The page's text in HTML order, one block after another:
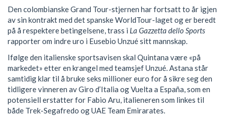
Den colombianske Grand Tour-stjernen har fortsatt to år igjen
av sin kontrakt med det spanske WorldTour-laget og er beredt
på å respektere betingelsene, trass i La Gazzetta dello Sports
rapporter om indre uro i Eusebio Unzué sitt mannskap.
Ifølge den italienske sportsavisen skal Quintana være «på
markedet» etter en krangel med teamsjef Unzué. Astana står
samtidig klar til å bruke seks millioner euro for å sikre seg den
tidligere vinneren av Giro d’Italia og Vuelta a España, som en
potensiell erstatter for Fabio Aru, italieneren som linkes til
både Trek-Segafredo og UAE Team Emirarates.